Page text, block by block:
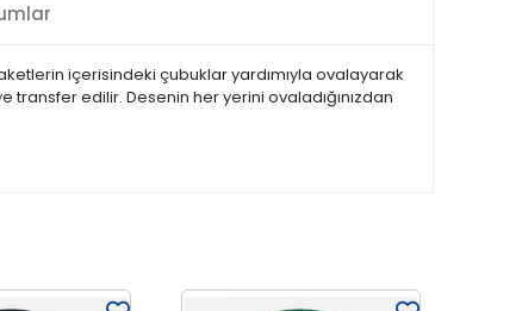
içerisindeki çubuklar yardımıyla ovalayarak
transfer edilir. Desenin her yerini ovaladığınızdan